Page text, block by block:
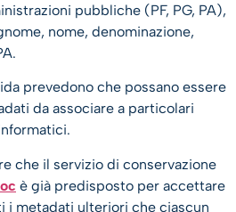
pubbliche (PF, PG, PA),
nome, denominazione,
prevedono che possano essere
da associare a particolari
che il servizio di conservazione
è già predisposto per accettare
i metadati ulteriori che ciascun